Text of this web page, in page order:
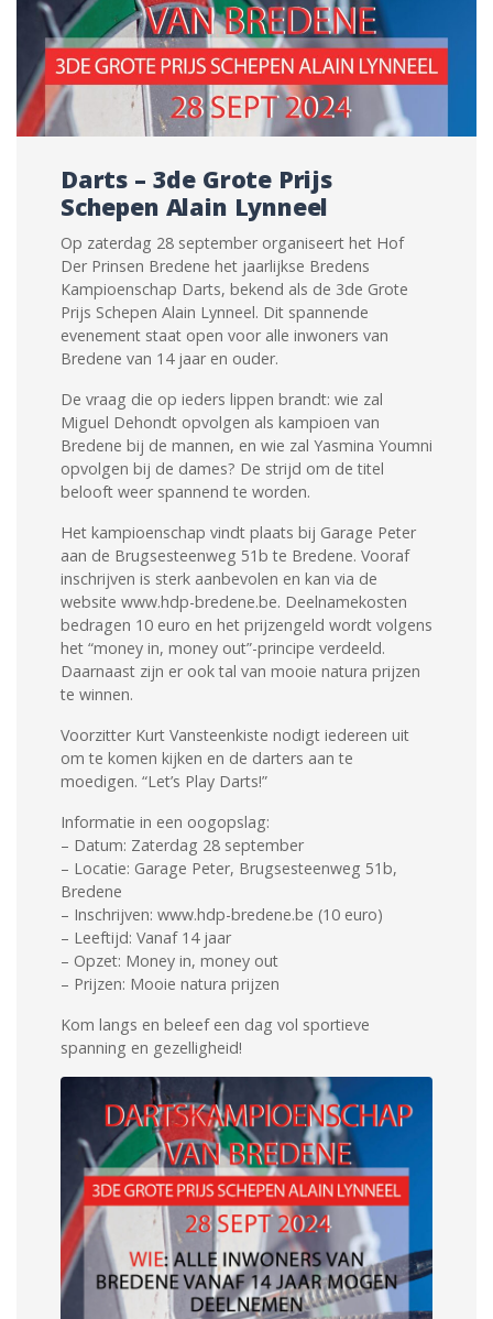
Darts – 3de Grote Prijs
Schepen Alain Lynneel
Op zaterdag 28 september organiseert het Hof
Der Prinsen Bredene het jaarlijkse Bredens
Kampioenschap Darts, bekend als de 3de Grote
Prijs Schepen Alain Lynneel. Dit spannende
evenement staat open voor alle inwoners van
Bredene van 14 jaar en ouder.
De vraag die op ieders lippen brandt: wie zal
Miguel Dehondt opvolgen als kampioen van
Bredene bij de mannen, en wie zal Yasmina Youmni
opvolgen bij de dames? De strijd om de titel
belooft weer spannend te worden.
Het kampioenschap vindt plaats bij Garage Peter
aan de Brugsesteenweg 51b te Bredene. Vooraf
inschrijven is sterk aanbevolen en kan via de
website www.hdp-bredene.be. Deelnamekosten
bedragen 10 euro en het prijzengeld wordt volgens
het “money in, money out”-principe verdeeld.
Daarnaast zijn er ook tal van mooie natura prijzen
te winnen.
Voorzitter Kurt Vansteenkiste nodigt iedereen uit
om te komen kijken en de darters aan te
moedigen. “Let’s Play Darts!”
Informatie in een oogopslag:
– Datum: Zaterdag 28 september
– Locatie: Garage Peter, Brugsesteenweg 51b,
Bredene
– Inschrijven: www.hdp-bredene.be (10 euro)
– Leeftijd: Vanaf 14 jaar
– Opzet: Money in, money out
– Prijzen: Mooie natura prijzen
Kom langs en beleef een dag vol sportieve
spanning en gezelligheid!